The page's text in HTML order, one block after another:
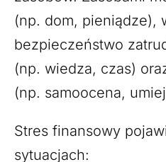
(np. dom, pieniądze),
bezpieczeństwo
(np. wiedza, czas)
(np. samoocena,
Stres finansowy
sytuacjach: